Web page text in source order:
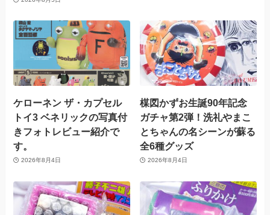
ケローネン ザ・カプセル
トイ3 ベネリックの写真付
きフォトレビュー紹介で
す。
2026年8月4日
楳図かずお生誕90年記念
ガチャ第2弾！洗礼やまこ
とちゃんの名シーンが蘇る
全6種グッズ
2026年8月4日